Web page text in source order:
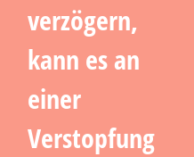
verzögern,
kann es an
einer
Verstopfung